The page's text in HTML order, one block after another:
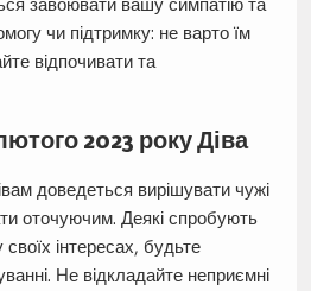
завоювати вашу симпатію та
чи підтримку: не варто їм
відпочивати та
2023 року Діва
доведеться вирішувати чужі
оточуючим. Деякі спробують
інтересах, будьте
Не відкладайте неприємні